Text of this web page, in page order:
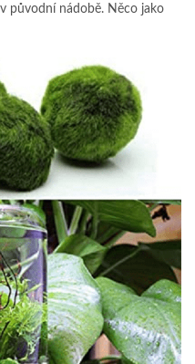
původní nádobě. Něco jako